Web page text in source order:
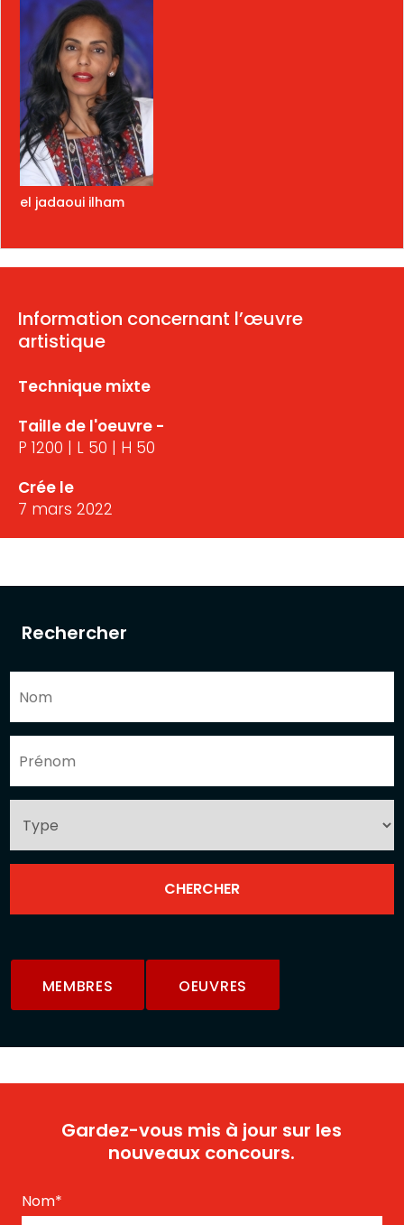
Rechercher
MEMBRES OEUVRES
el jadaoui ilham
Information concernant l’œuvre
artistique
Technique mixte
Taille de l'oeuvre -
P 1200 | L 50 | H 50
Crée le
7 mars 2022
Gardez-vous mis à jour sur les
nouveaux concours.
Nom*